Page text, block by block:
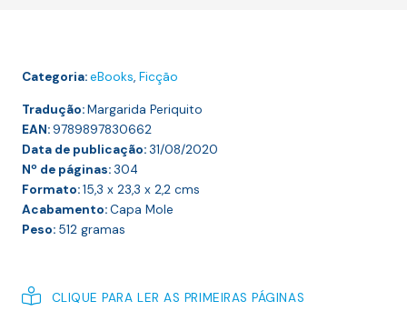
Categoria:eBooks, Ficção
Tradução:Margarida Periquito
EAN:9789897830662
Data de publicação:31/08/2020
Nº de páginas:304
Formato:15,3 x 23,3 x 2,2 cms
Acabamento:Capa Mole
Peso: 512 gramas
CLIQUE PARA LER AS PRIMEIRAS PÁGINAS